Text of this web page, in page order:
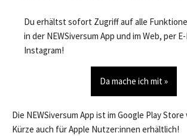
Du erhältst sofort Zugriff auf alle
in der NEWSiversum App und im Web, per
Instagram!
Da mache ich mit »
Die NEWSiversum App ist im Google Play
Kürze auch für Apple Nutzer:innen erhältlich!